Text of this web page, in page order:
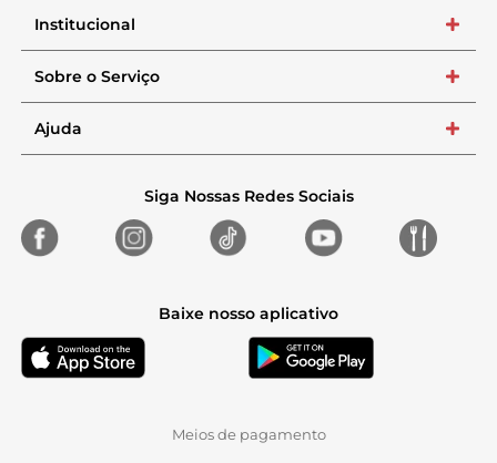
Institucional +
Sobre o Serviço +
Ajuda +
Siga Nossas Redes Sociais
Baixe nosso aplicativo
Meios de pagamento